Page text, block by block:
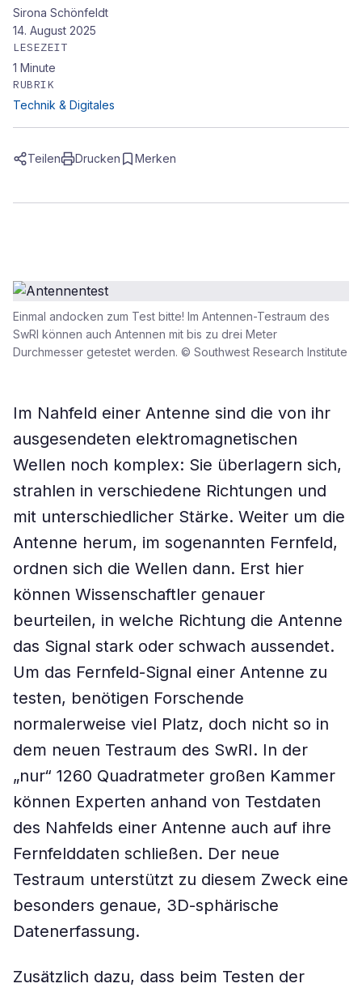
Sirona Schönfeldt
14. August 2025
LESEZEIT
1 Minute
RUBRIK
Technik & Digitales
Teilen Drucken Merken
Einmal andocken zum Test bitte! Im Antennen-Testraum des
SwRI können auch Antennen mit bis zu drei Meter
Durchmesser getestet werden. © Southwest Research Institute
Im Nahfeld einer Antenne sind die von ihr
ausgesendeten elektromagnetischen
Wellen noch komplex: Sie überlagern sich,
strahlen in verschiedene Richtungen und
mit unterschiedlicher Stärke. Weiter um die
Antenne herum, im sogenannten Fernfeld,
ordnen sich die Wellen dann. Erst hier
können Wissenschaftler genauer
beurteilen, in welche Richtung die Antenne
das Signal stark oder schwach aussendet.
Um das Fernfeld-Signal einer Antenne zu
testen, benötigen Forschende
normalerweise viel Platz, doch nicht so in
dem neuen Testraum des SwRI. In der
„nur“ 1260 Quadratmeter großen Kammer
können Experten anhand von Testdaten
des Nahfelds einer Antenne auch auf ihre
Fernfelddaten schließen. Der neue
Testraum unterstützt zu diesem Zweck eine
besonders genaue, 3D-sphärische
Datenerfassung.
Zusätzlich dazu, dass beim Testen der